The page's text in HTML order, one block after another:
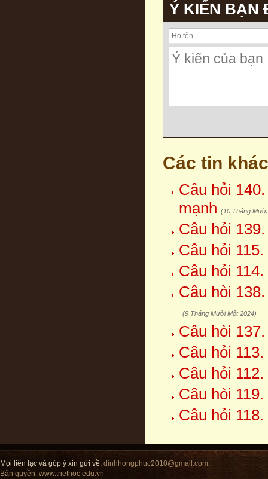
Ý KIẾN BẠN
Các tin khác
Câu hỏi
mạnh (10 Tháng
Câu hỏi
Câu hỏi
Câu hỏi
Câu hòi
(9 Tháng Mười Một 2024)
Câu hòi
Câu hỏi
Câu hỏi
Câu hòi
Câu hỏi
Mọi liên lạc và góp ý xin gửi về: dinhhongphuc2010@gmail.com.
Bản quyền: www.triethoc.edu.vn